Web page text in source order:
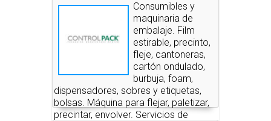
Consumibles y
maquinaria de
embalaje. Film
estirable, precinto,
fleje, cantoneras,
cartón ondulado,
burbuja, foam,
dispensadores, sobres y etiquetas,
bolsas. Máquina para flejar, paletizar,
precintar, envolver. Servicios de